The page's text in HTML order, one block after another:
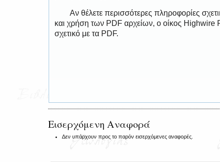
Αν θέλετε περισσότερες πληροφορίες
και χρήση των PDF αρχείων, ο οίκος Highwire
σχετικό με τα PDF.
Εισερχόμενη Αναφορά
Δεν υπάρχουν προς το παρόν εισερχόμενες αναφορές.